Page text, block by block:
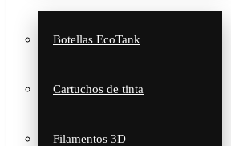
Botellas EcoTank
Cartuchos de tinta
Filamentos 3D